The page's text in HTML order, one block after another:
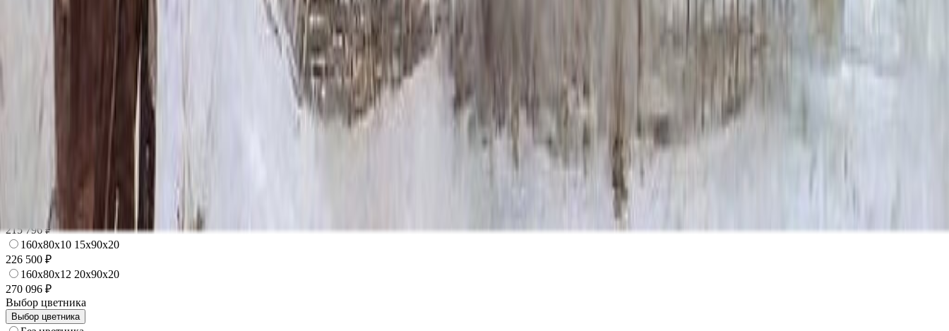
100x50x10 15x60x20
120x60x10 15x70x20
140x70x10 15x80x20
181 020 ₽
140x70x12 20x80x20
215 796 ₽
160x80x10 15x90x20
226 500 ₽
160x80x12 20x90x20
270 096 ₽
Выбор цветника
Выбор цветника